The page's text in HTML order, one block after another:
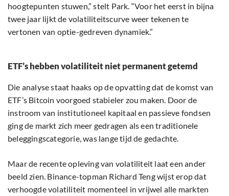
hoogtepunten stuwen,” stelt Park. “Voor het eerst in bijna
twee jaar lijkt de volatiliteitscurve weer tekenen te
vertonen van optie-gedreven dynamiek.”
ETF’s hebben volatiliteit niet permanent getemd
Die analyse staat haaks op de opvatting dat de komst van
ETF’s Bitcoin voorgoed stabieler zou maken. Door de
instroom van institutioneel kapitaal en passieve fondsen
ging de markt zich meer gedragen als een traditionele
beleggingscategorie, was lange tijd de gedachte.
Maar de recente opleving van volatiliteit laat een ander
beeld zien. Binance-topman Richard Teng wijst erop dat
verhoogde volatiliteit momenteel in vrijwel alle markten